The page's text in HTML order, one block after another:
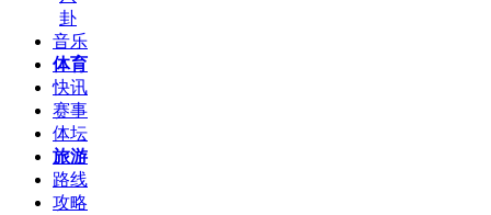
卦
音乐
体育
快讯
赛事
体坛
旅游
路线
攻略